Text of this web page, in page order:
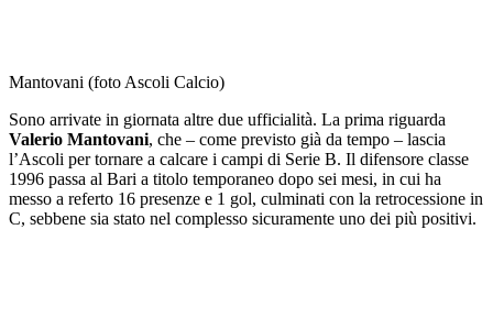
Mantovani (foto Ascoli Calcio)
Sono arrivate in giornata altre due ufficialità. La prima riguarda
Valerio Mantovani, che – come previsto già da tempo – lascia
l’Ascoli per tornare a calcare i campi di Serie B. Il difensore classe
1996 passa al Bari a titolo temporaneo dopo sei mesi, in cui ha
messo a referto 16 presenze e 1 gol, culminati con la retrocessione in
C, sebbene sia stato nel complesso sicuramente uno dei più positivi.